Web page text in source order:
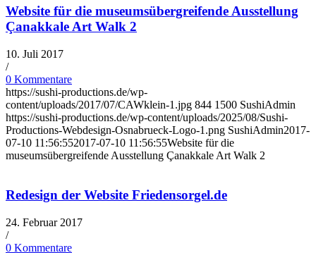
Website für die museumsübergreifende Ausstellung
Çanakkale Art Walk 2
10. Juli 2017
/
0 Kommentare
https://sushi-productions.de/wp-
content/uploads/2017/07/CAWklein-1.jpg 844 1500 SushiAdmin
https://sushi-productions.de/wp-content/uploads/2025/08/Sushi-
Productions-Webdesign-Osnabrueck-Logo-1.png SushiAdmin2017-
07-10 11:56:552017-07-10 11:56:55Website für die
museumsübergreifende Ausstellung Çanakkale Art Walk 2
Redesign der Website Friedensorgel.de
24. Februar 2017
/
0 Kommentare